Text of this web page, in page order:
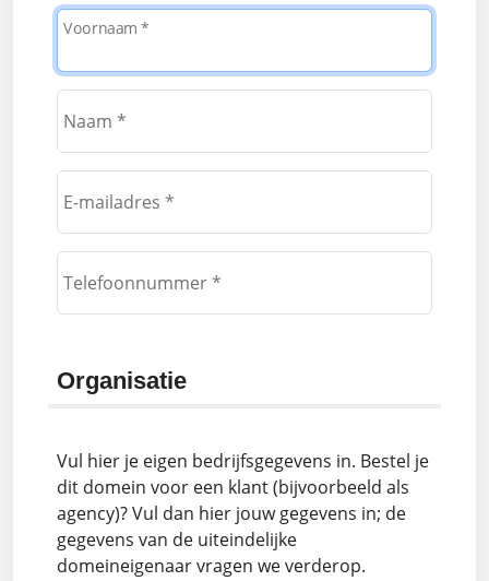
Voornaam *
Naam *
E-mailadres *
Telefoonnummer *
Organisatie
Vul hier je eigen bedrijfsgegevens in. Bestel je
dit domein voor een klant (bijvoorbeeld als
agency)? Vul dan hier jouw gegevens in; de
gegevens van de uiteindelijke
domeineigenaar vragen we verderop.